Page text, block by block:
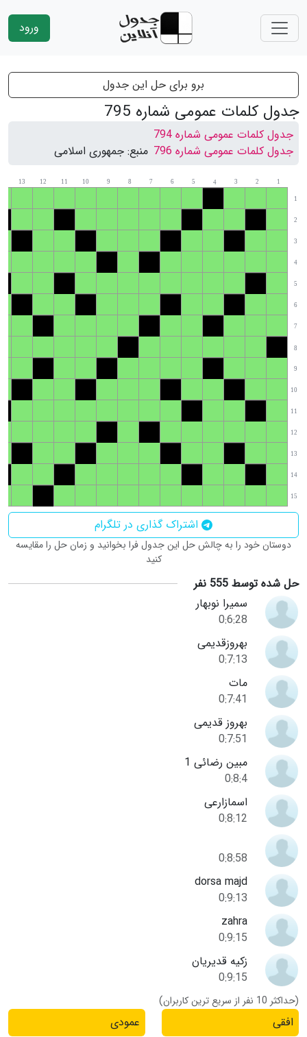
ورود
برو برای حل این جدول
جدول کلمات عمومی شماره 795
جدول کلمات عمومی شماره 794
جدول کلمات عمومی شماره 796
منبع: جمهوری اسلامی
1
1
2
3
4
5
6
7
8
9
10
11
12
13
2
3
4
5
6
7
8
9
10
11
12
13
14
15
اشتراک گذاری در تلگرام
دوستان خود را به چالش حل این جدول فرا بخوانید و زمان حل را مقایسه
کنید
حل شده توسط 555 نفر
سمیرا نوبهار
0:6:28
بهروزقدیمی
0:7:13
مات
0:7:41
بهروز قدیمی
0:7:51
مبین رضائی 1
0:8:4
اسمازارعی
0:8:12
0:8:58
dorsa majd
0:9:13
zahra
0:9:15
زکیه قدیریان
0:9:15
(حداکثر 10 نفر از سریع ترین کاربران)
افقی
عمودی